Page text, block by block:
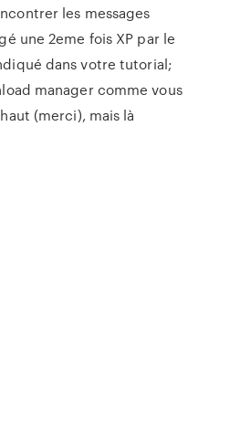
les messages
une 2eme fois XP par le
dans votre tutorial;
manager comme vous
(merci), mais là